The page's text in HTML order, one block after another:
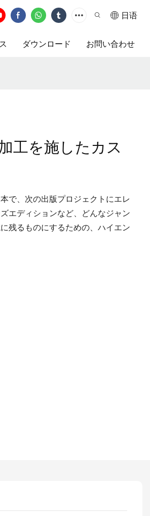
日语
ダウンロード お問い合わせ
工を施したカス
で、次の出版プロジェクトにエレ
エディションなど、どんなジャン
残るものにするための、ハイエン